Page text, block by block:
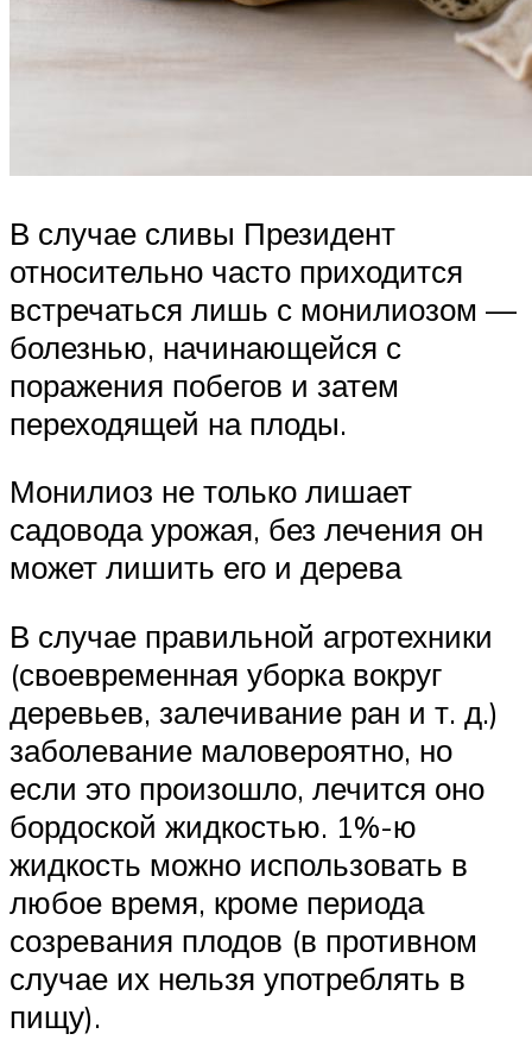
В случае сливы Президент
относительно часто приходится
встречаться лишь с монилиозом —
болезнью, начинающейся с
поражения побегов и затем
переходящей на плоды.
Монилиоз не только лишает
садовода урожая, без лечения он
может лишить его и дерева
В случае правильной агротехники
(своевременная уборка вокруг
деревьев, залечивание ран и т. д.)
заболевание маловероятно, но
если это произошло, лечится оно
бордоской жидкостью. 1%-ю
жидкость можно использовать в
любое время, кроме периода
созревания плодов (в противном
случае их нельзя употреблять в
пищу).